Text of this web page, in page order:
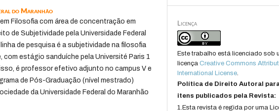
do Maranhão
Filosofia com área de concentração em
de Subjetividade pela Universidade Federal
de pesquisa é a subjetividade na filosofia
com estágio sanduíche pela Université Paris 1
é professor efetivo adjunto no campus V e
de Pós-Graduação (nível mestrado)
da Universidade Federal do Maranhão
Licença
Este trabalho está licenciado sob
licençaCreative Commons
International License.
Política de Direito Autoral
itens publicados pela Revista:
1.Esta revista é regida por uma